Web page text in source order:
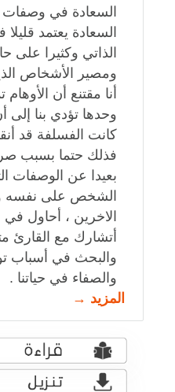
السعادة في وصفات
السعادة يعتمد
الذاتي وكثيرا على
ومصير الأشخاص
أنا مقتنع أن
وحدها تؤدي بنا إلى
كانت الفسلفة قد
فذلك حتما بسبب
بعيدا عن الوصفات
الشخص على نفسه
الاخرين ، أحاول في
أتشارك مع القارئ
والبحث في أسباب
والصفاء في حياتنا .
المزيد →